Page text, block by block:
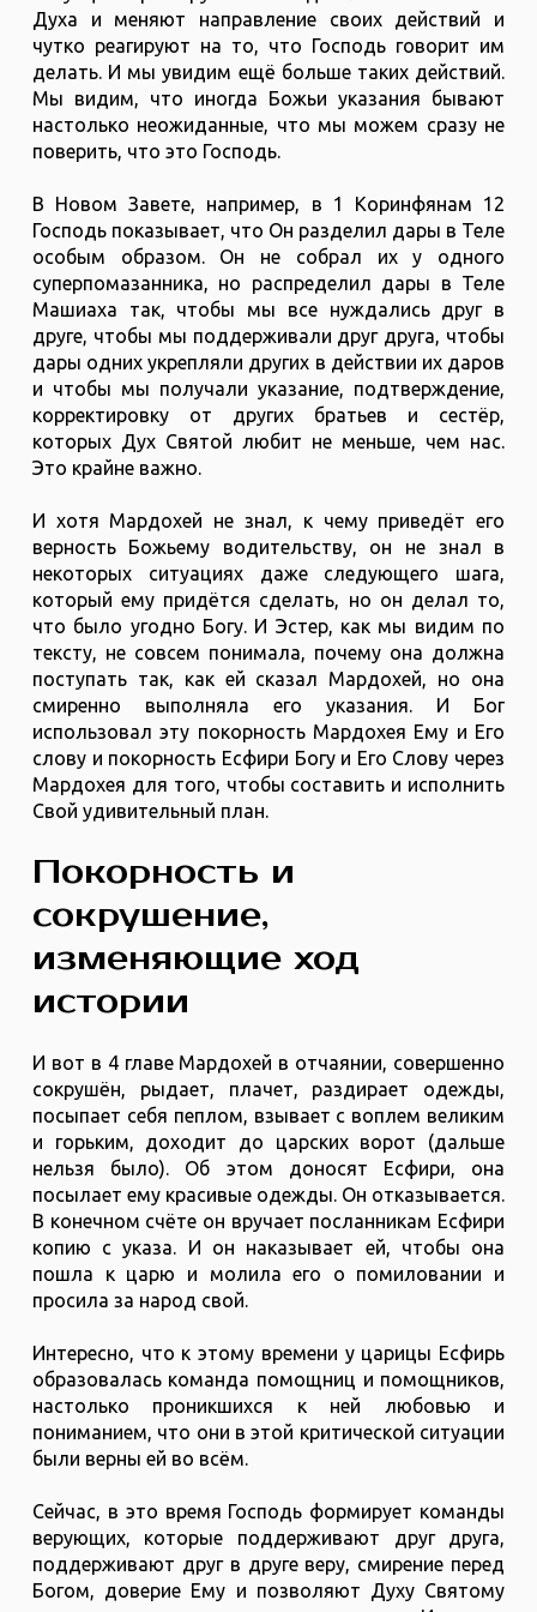
Духа и меняют направление своих действий и
чутко реагируют на то, что Господь говорит им
делать. И мы увидим ещё больше таких действий.
Мы видим, что иногда Божьи указания бывают
настолько неожиданные, что мы можем сразу не
поверить, что это Господь.
В Новом Завете, например, в 1 Коринфянам 12
Господь показывает, что Он разделил дары в Теле
особым образом. Он не собрал их у одного
суперпомазанника, но распределил дары в Теле
Машиаха так, чтобы мы все нуждались друг в
друге, чтобы мы поддерживали друг друга, чтобы
дары одних укрепляли других в действии их даров
и чтобы мы получали указание, подтверждение,
корректировку от других братьев и сестёр,
которых Дух Святой любит не меньше, чем нас.
Это крайне важно.
И хотя Мардохей не знал, к чему приведёт его
верность Божьему водительству, он не знал в
некоторых ситуациях даже следующего шага,
который ему придётся сделать, но он делал то,
что было угодно Богу. И Эстер, как мы видим по
тексту, не совсем понимала, почему она должна
поступать так, как ей сказал Мардохей, но она
смиренно выполняла его указания. И Бог
использовал эту покорность Мардохея Ему и Его
слову и покорность Есфири Богу и Его Слову через
Мардохея для того, чтобы составить и исполнить
Свой удивительный план.
Покорность и
сокрушение,
изменяющие ход
истории
И вот в 4 главе Мардохей в отчаянии, совершенно
сокрушён, рыдает, плачет, раздирает одежды,
посыпает себя пеплом, взывает с воплем великим
и горьким, доходит до царских ворот (дальше
нельзя было). Об этом доносят Есфири, она
посылает ему красивые одежды. Он отказывается.
В конечном счёте он вручает посланникам Есфири
копию с указа. И он наказывает ей, чтобы она
пошла к царю и молила его о помиловании и
просила за народ свой.
Интересно, что к этому времени у царицы Есфирь
образовалась команда помощниц и помощников,
настолько проникшихся к ней любовью и
пониманием, что они в этой критической ситуации
были верны ей во всём.
Сейчас, в это время Господь формирует команды
верующих, которые поддерживают друг друга,
поддерживают друг в друге веру, смирение перед
Богом, доверие Ему и позволяют Духу Святому